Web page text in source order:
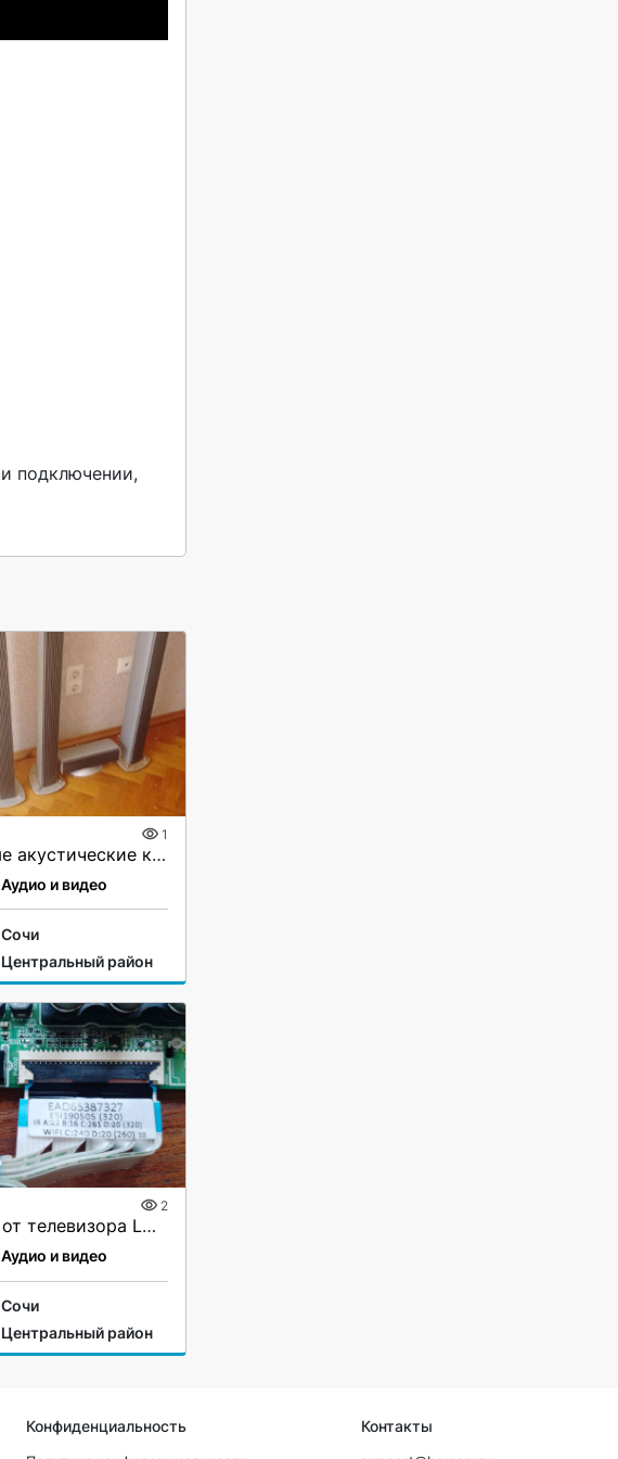
1
Напольные акустические колонки 5.1.
Аудио и видео
Сочи
Центральный район
2
Запчасти от телевизора LG 43UM7300PLB
Аудио и видео
Сочи
Центральный район
Конфиденциальность Контакты